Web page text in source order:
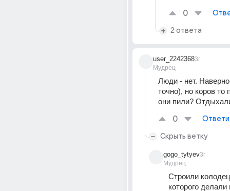
0
2 ответа
user_2242368
Мудрец
3г
Люди - нет.
точно), но коров то
они пили?
0
Скрыть ветку
gogo_tytyev
Мудрец
3г
Строили
которого